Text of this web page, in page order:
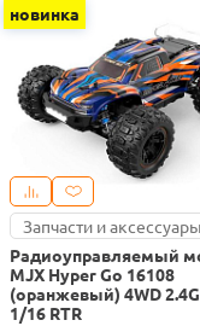
новинка
Запчасти и
Радиоуправляемый
MJX Hyper Go 16108
(оранжевый) 4WD
1/16 RTR